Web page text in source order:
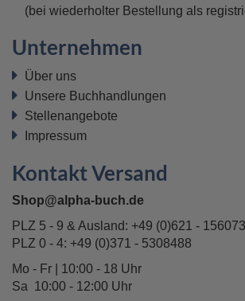
(bei wiederholter Bestellung als
Unternehmen
Über uns
Unsere Buchhandlungen
Stellenangebote
Impressum
Kontakt Versand
Shop@alpha-buch.de
PLZ 5 - 9 & Ausland: +49 (0)621 -
PLZ 0 - 4: +49 (0)371 - 5308488
Mo - Fr | 10:00 - 18 Uhr
Sa 10:00 - 12:00 Uhr